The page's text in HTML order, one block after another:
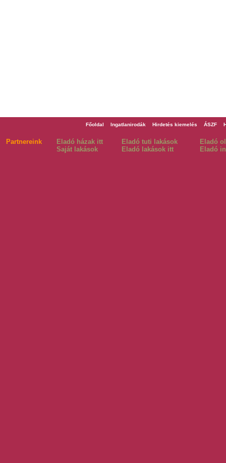
Főoldal Ingatlanirodák Hirdetés kiemelés ÁSZF
Partnereink Eladó házak itt Eladó tuti lakások
Eladó
Saját lakások
Eladó lakások itt Eladó